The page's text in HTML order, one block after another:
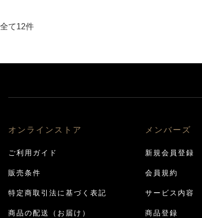
全て12件
オンラインストア
ご利用ガイド
販売条件
特定商取引法に基づく表記
商品の配送（お届け）
メンバーズ
新規会員登録
会員規約
サービス内容
商品登録